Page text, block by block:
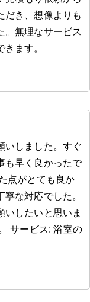
だき、想像よりも
。無理なサービス
ます。
いしました。すぐ
も早く良かったで
点がとても良か
な対応でした。
いしたいと思いま
サービス: 浴室の